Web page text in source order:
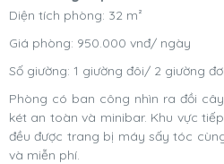
Diện tích phòng: 32 m²
Giá phòng: 950.000 vnđ/ ngày
Số giường: 1 giường đôi/ 2 giường
Phòng có ban công nhìn ra đồi
két an toàn và minibar. Khu vực
đều được trang bị máy sấy tóc
và miễn phí.